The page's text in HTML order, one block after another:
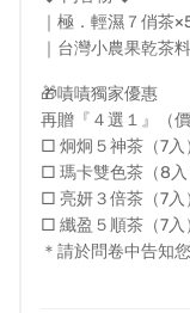
我們不只是賣東西
能因受益而愛上先
輕
｜極．輕濕７俏茶
｜台灣小農果乾茶
🎁嘖嘖獨家優惠
再贈『４選１』（
□ 炯炯５神茶（7入
□ 瑪卡雙色茶（8入
□ 亮妍３倍茶（7入
□ 纖盈５順茶（7入
＊請於問卷中告知